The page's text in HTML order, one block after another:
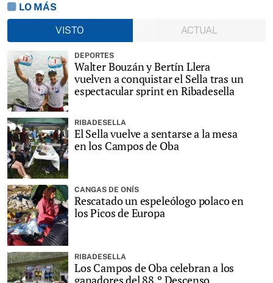
LO MÁS
VISTO
ACTUAL
DEPORTES
Walter Bouzán y Bertín Llera
vuelven a conquistar el Sella tras un
espectacular sprint en Ribadesella
RIBADESELLA
El Sella vuelve a sentarse a la mesa
en los Campos de Oba
CANGAS DE ONÍS
Rescatado un espeleólogo polaco en
los Picos de Europa
RIBADESELLA
Los Campos de Oba celebran a los
ganadores del 88.º Descenso